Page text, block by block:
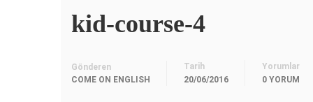
kid-course-4
Gönderen
COME ON ENGLISH
Tarih
20/06/2016
Yorumlar
0 YORUM